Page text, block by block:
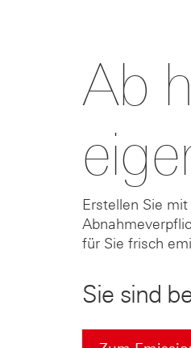
Ab
Erstellen Sie
für Sie frisch
Sie sind